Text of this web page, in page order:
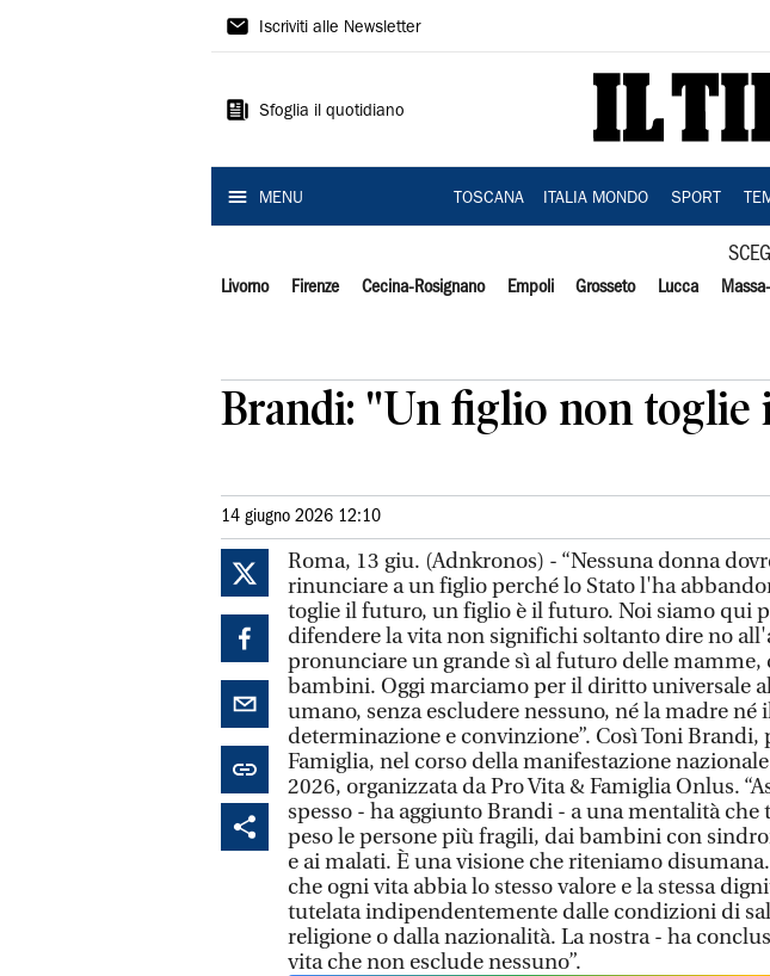
Il
Iscriviti alle Newsletter
Sfoglia il quotidiano
MENU TOSCANA ITALIA MONDO SPORT
Livorno Firenze Cecina-Rosignano Empoli Grosseto Lucca
Brandi: "Un figlio non
14 giugno 2026 12:10
Roma, 13 giu. (Adnkronos) - “Nessuna donna
rinunciare a un figlio perché lo Stato l'ha
toglie il futuro, un figlio è il futuro. Noi siamo qui
difendere la vita non significhi soltanto dire no
pronunciare un grande sì al futuro delle mamme,
bambini. Oggi marciamo per il diritto universale
umano, senza escludere nessuno, né la madre né
determinazione e convinzione”. Così Toni Brandi,
Famiglia, nel corso della manifestazione
2026, organizzata da Pro Vita & Famiglia Onlus.
spesso - ha aggiunto Brandi - a una mentalità che
peso le persone più fragili, dai bambini con
e ai malati. È una visione che riteniamo
che ogni vita abbia lo stesso valore e la stessa
tutelata indipendentemente dalle condizioni di
religione o dalla nazionalità. La nostra - ha
vita che non esclude nessuno”.